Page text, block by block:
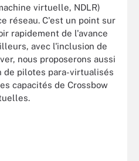
virtuelle, NDLR)
réseau. C'est un point sur
rapidement de l'avance
avec l'inclusion de
nous proposerons aussi
de pilotes para-virtualisés
capacités de Crossbow